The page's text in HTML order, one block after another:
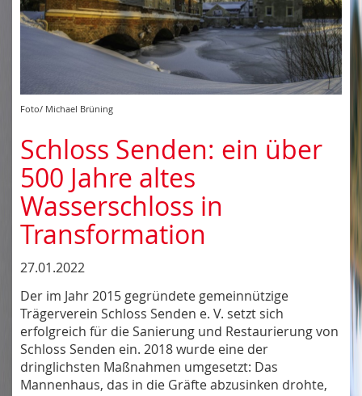
Foto/ Michael Brüning
Schloss Senden: ein über
500 Jahre altes
Wasserschloss in
Transformation
27.01.2022
Der im Jahr 2015 gegründete gemeinnützige
Trägerverein Schloss Senden e. V. setzt sich
erfolgreich für die Sanierung und Restaurierung von
Schloss Senden ein. 2018 wurde eine der
dringlichsten Maßnahmen umgesetzt: Das
Mannenhaus, das in die Gräfte abzusinken drohte,